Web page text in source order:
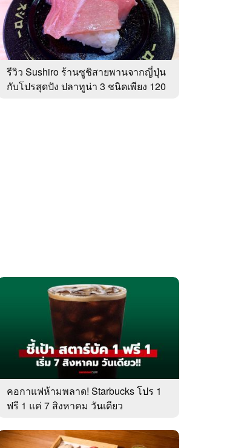
หมวด
ร้าน
อาหาร
รีวิว Sushiro ร้านซูชิสายพานจากญี่ปุ่น
กับโปรสุดปัง ปลาทูน่า 3 ชนิดเพียง 120
คอกาแฟห้ามพลาด! Starbucks โปร 1
ฟรี 1 แค่ 7 สิงหาคม วันเดียว